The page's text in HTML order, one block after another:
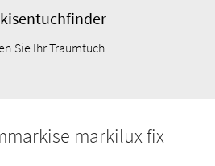
Sie Ihr Traumtuch.
markilux fix